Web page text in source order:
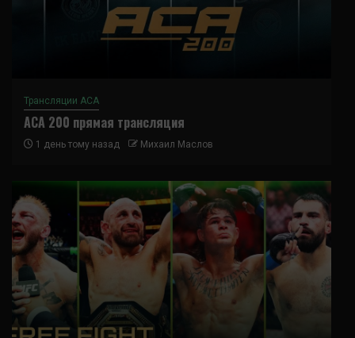
Трансляции ACA
ACA 200 прямая трансляция
1 день тому назад Михаил Маслов